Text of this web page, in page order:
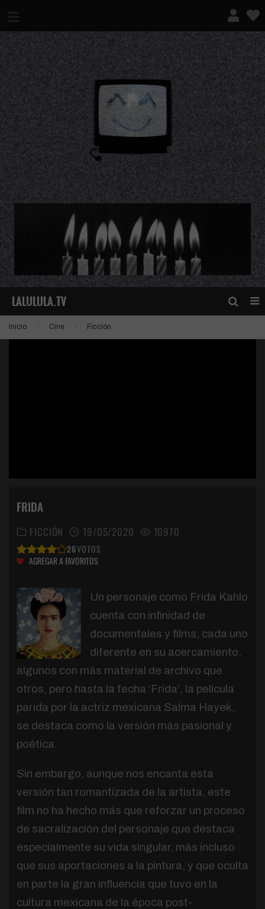
¿QUÉ ES ESTO?
Inicio Cine Ficción
FRIDA
FICCIÓN 19/05/2020 10970
26VOTOS
AGREGAR A FAVORITOS
Un personaje como Frida Kahlo
cuenta con infinidad de
documentales y films, cada uno
diferente en su acercamiento,
algunos con más material de archivo que
otros, pero hasta la fecha ‘Frida’, la película
parida por la actriz mexicana Salma Hayek,
se destaca como la versión más pasional y
poética.
Sin embargo, aunque nos encanta esta
versión tan romantizada de la artista, este
film no ha hecho más que reforzar un proceso
de sacralización del personaje que destaca
especialmente su vida singular, más incluso
que sus aportaciones a la pintura, y que oculta
en parte la gran influencia que tuvo en la
cultura mexicana de la época post-